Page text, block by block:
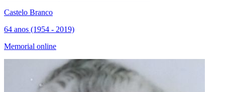
Castelo Branco
64 anos (1954 - 2019)
Memorial online